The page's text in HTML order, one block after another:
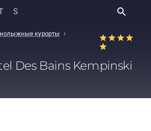
курорты ›
Des Bains Kempinski